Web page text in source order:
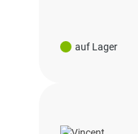
auf Lager